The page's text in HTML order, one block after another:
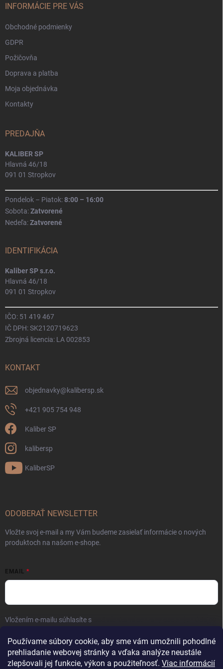
Používame súbory cookie, aby sme vám umožnili pohodlné
prehliadanie webovej stránky a vďaka analýze neustále
zlepšovali jej funkcie, výkon a použiteľnosť. Viac informácií
INFORMÁCIE PRE VÁS
Obchodné podmienky
GDPR
Požičovňa
Doprava a platba
Moja objednávka
Kontakty
PREDAJŇA
KALIBER SP
Hlavná 46/18
091 01 Stropkov
Pondelok – Piatok:8:00 – 16:00
Sobota:Zatvorené
Nedeľa:Zatvorené
IDENTIFIKÁCIA
Kaliber SP s.r.o.
Hlavná 46/18
091 01 Stropkov
IČO: 51 419 467
IČ DPH: SK2120719623
Zbrojná licencia: LA 002853
KONTAKT
objednavky@kalibersp.sk
+421 905 754 948
Kaliber SP
kalibersp
KaliberSP
ODOBERAŤ NEWSLETTER
Vložte svoj e-mail a my Vám budeme zasielať informácie o nových
produktoch na našom e-shope.
EMAIL
Vložením e-mailu súhlasíte s
Prihlásiť sa